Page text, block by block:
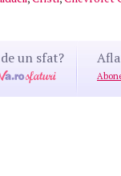
un sfat?